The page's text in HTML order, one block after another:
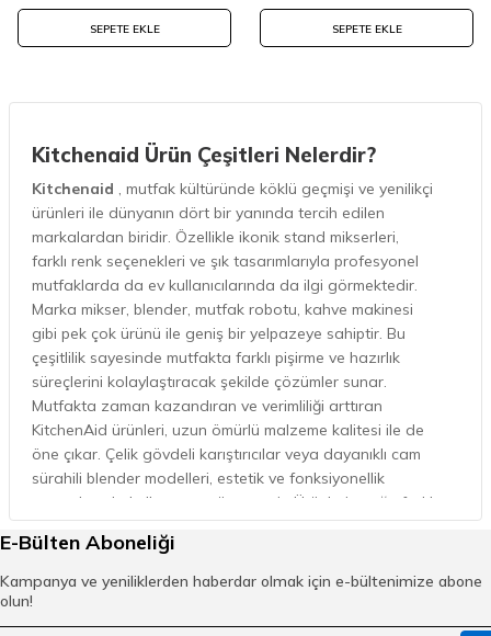
SEPETE EKLE SEPETE EKLE
Kitchenaid Ürün Çeşitleri Nelerdir?
Kitchenaid , mutfak kültüründe köklü geçmişi ve yenilikçi
ürünleri ile dünyanın dört bir yanında tercih edilen
markalardan biridir. Özellikle ikonik stand mikserleri,
farklı renk seçenekleri ve şık tasarımlarıyla profesyonel
mutfaklarda da ev kullanıcılarında da ilgi görmektedir.
Marka mikser, blender, mutfak robotu, kahve makinesi
gibi pek çok ürünü ile geniş bir yelpazeye sahiptir. Bu
çeşitlilik sayesinde mutfakta farklı pişirme ve hazırlık
süreçlerini kolaylaştıracak şekilde çözümler sunar.
Mutfakta zaman kazandıran ve verimliliği arttıran
KitchenAid ürünleri, uzun ömürlü malzeme kalitesi ile de
öne çıkar. Çelik gövdeli karıştırıcılar veya dayanıklı cam
sürahili blender modelleri, estetik ve fonksiyonellik
açısından da kullanıcıya güven verir. Ürünlerin çoğu farklı
eklentilerle uyumlu olduğundan, tek bir cihazı birçok farklı
işlev için kullanmak mümkündür. Bu da alan tasarrufu
sağlar ve mutfakta bütüncül bir deneyim yaratır.
her ihtiyaca uygun seçenekler bulunur. Ev kullanıcıları için
E-Bülten Aboneliği
Kampanya ve yeniliklerden haberdar olmak için e-bültenimize abone
olun!